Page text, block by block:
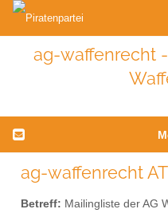
ag-waffenrecht
ag-waffenrecht
Betreff: Mailingliste der AG